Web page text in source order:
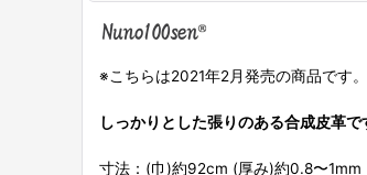
※こちらは2021年2月発売の商品です。
しっかりとした張りのある合成皮革
寸法：(巾)約92cm (厚み)約0.8〜1mm